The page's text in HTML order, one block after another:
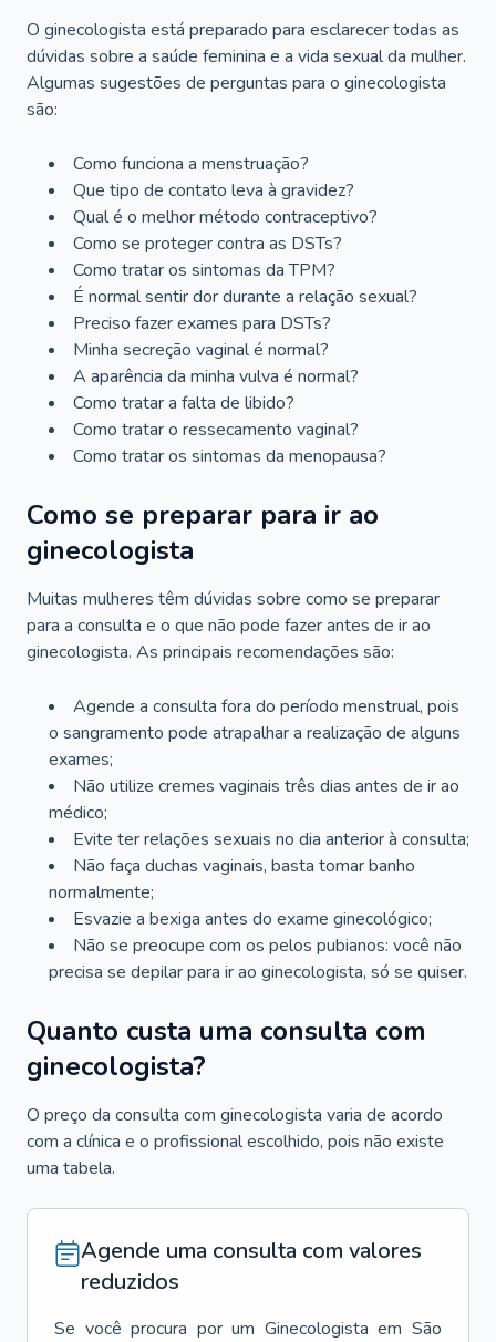
O ginecologista está preparado para esclarecer todas as
dúvidas sobre a saúde feminina e a vida sexual da mulher.
Algumas sugestões de perguntas para o ginecologista
são:
Como funciona a menstruação?
Que tipo de contato leva à gravidez?
Qual é o melhor método contraceptivo?
Como se proteger contra as DSTs?
Como tratar os sintomas da TPM?
É normal sentir dor durante a relação sexual?
Preciso fazer exames para DSTs?
Minha secreção vaginal é normal?
A aparência da minha vulva é normal?
Como tratar a falta de libido?
Como tratar o ressecamento vaginal?
Como tratar os sintomas da menopausa?
Como se preparar para ir ao
ginecologista
Muitas mulheres têm dúvidas sobre como se preparar
para a consulta e o que não pode fazer antes de ir ao
ginecologista. As principais recomendações são:
Agende a consulta fora do período menstrual, pois
o sangramento pode atrapalhar a realização de alguns
exames;
Não utilize cremes vaginais três dias antes de ir ao
médico;
Evite ter relações sexuais no dia anterior à consulta;
Não faça duchas vaginais, basta tomar banho
normalmente;
Esvazie a bexiga antes do exame ginecológico;
Não se preocupe com os pelos pubianos: você não
precisa se depilar para ir ao ginecologista, só se quiser.
Quanto custa uma consulta com
ginecologista?
O preço da consulta com ginecologista varia de acordo
com a clínica e o profissional escolhido, pois não existe
uma tabela.
Agende uma consulta com valores
reduzidos
Se você procura por um Ginecologista em São